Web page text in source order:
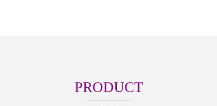
PRODUCT